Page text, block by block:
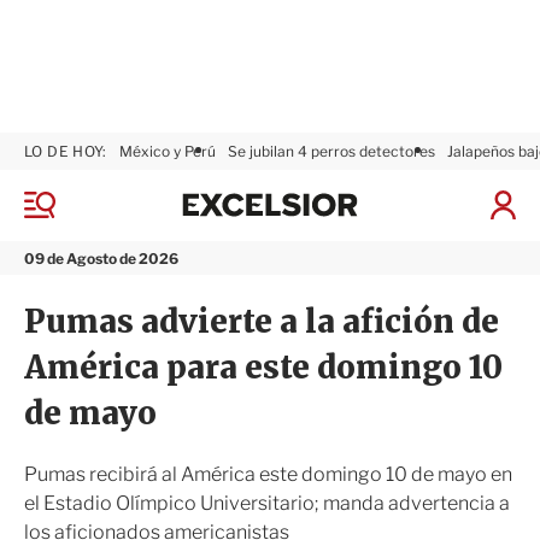
M
n
09 de Agosto de 2026
LO DE HOY: México y Perú Se jubilan 4 perros detectores Jalapeños
I
ó
x
s
i
r
Pumas advierte a la afición de
América para este domingo 10
de mayo
Pumas recibirá al América este domingo 10 de mayo en
el Estadio Olímpico Universitario; manda advertencia a
los aficionados americanistas